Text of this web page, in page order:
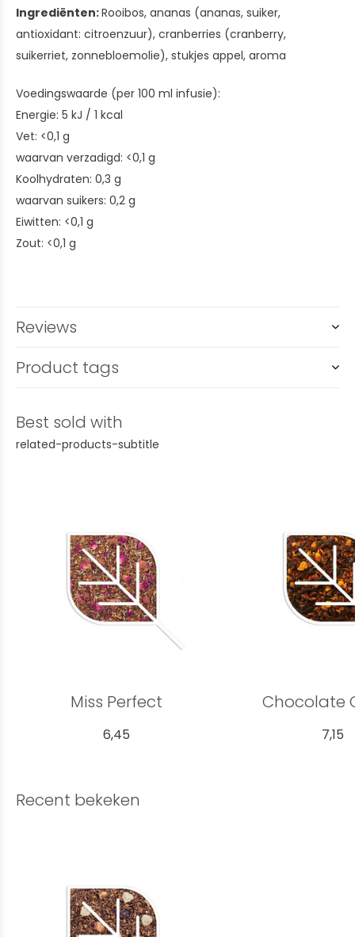
Ingrediënten:Rooibos, ananas (ananas, suiker,
antioxidant: citroenzuur), cranberries (cranberry,
suikerriet, zonnebloemolie), stukjes appel, aroma
Voedingswaarde (per 100 ml infusie):
Energie: 5 kJ / 1 kcal
Vet: <0,1 g
waarvan verzadigd: <0,1 g
Koolhydraten: 0,3 g
waarvan suikers: 0,2 g
Eiwitten: <0,1 g
Zout: <0,1 g
Reviews
Product tags
Best sold with
related-products-subtitle
Miss Perfect
6,45
Chocolate
7,15
Recent bekeken